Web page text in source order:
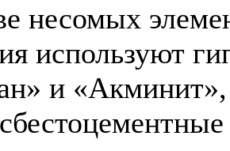
несомых
используют
и